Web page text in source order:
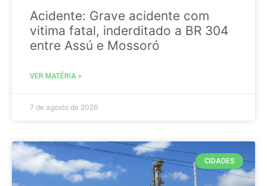
Acidente: Grave acidente com
vitima fatal, inderditado a BR 304
entre Assú e Mossoró
VER MATÉRIA »
7 de agosto de 2026
CIDADES